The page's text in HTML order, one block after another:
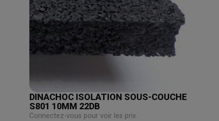
DINACHOC ISOLATION SOUS-COUCHE
S801 10MM 22DB
Connectez-vous pour voir les prix.